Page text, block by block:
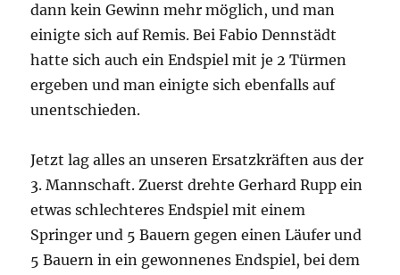
dann kein Gewinn mehr möglich, und man
einigte sich auf Remis. Bei Fabio Dennstädt
hatte sich auch ein Endspiel mit je 2 Türmen
ergeben und man einigte sich ebenfalls auf
unentschieden.
Jetzt lag alles an unseren Ersatzkräften aus der
3. Mannschaft. Zuerst drehte Gerhard Rupp ein
etwas schlechteres Endspiel mit einem
Springer und 5 Bauern gegen einen Läufer und
5 Bauern in ein gewonnenes Endspiel, bei dem